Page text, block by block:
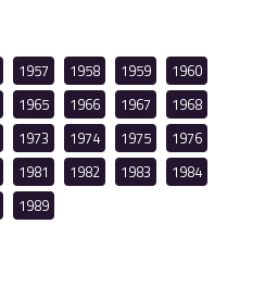
1957 1958 1959
1960
1965 1966 1967
1968
1973 1974 1975
1976
1981 1982 1983
1984
1989